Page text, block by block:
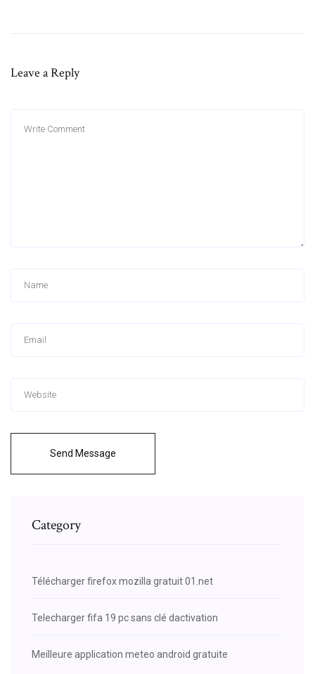
Leave a Reply
Send Message
Category
Télécharger firefox mozilla gratuit 01.net
Telecharger fifa 19 pc sans clé dactivation
Meilleure application meteo android gratuite